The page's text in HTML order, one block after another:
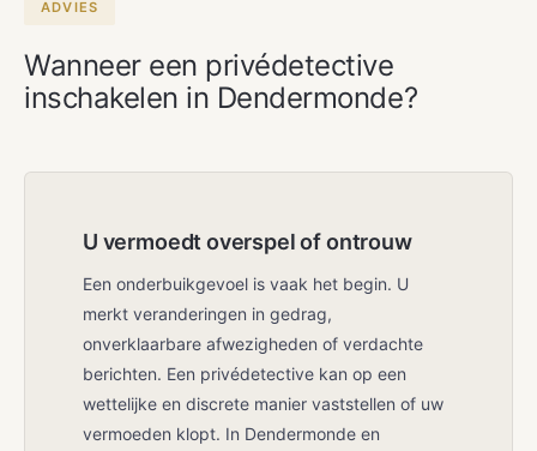
ADVIES
Wanneer een privédetective
inschakelen in Dendermonde?
U vermoedt overspel of ontrouw
Een onderbuikgevoel is vaak het begin. U
merkt veranderingen in gedrag,
onverklaarbare afwezigheden of verdachte
berichten. Een privédetective kan op een
wettelijke en discrete manier vaststellen of uw
vermoeden klopt. In Dendermonde en